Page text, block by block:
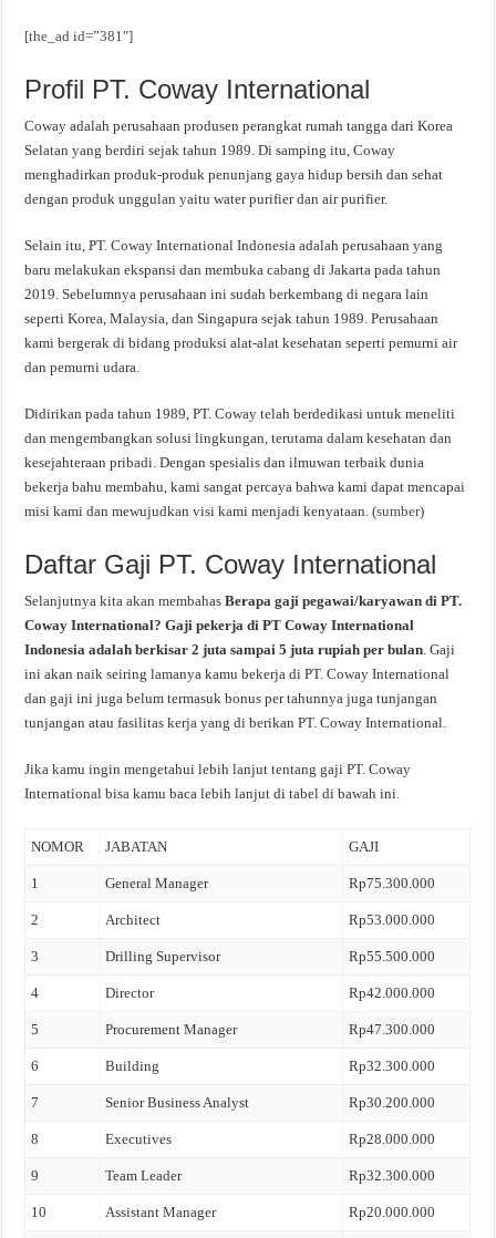
[the_ad id=”381″]
Profil PT. Coway International
Coway adalah perusahaan produsen perangkat rumah tangga dari Korea
Selatan yang berdiri sejak tahun 1989. Di samping itu, Coway
menghadirkan produk-produk penunjang gaya hidup bersih dan sehat
dengan produk unggulan yaitu water purifier dan air purifier.
Selain itu, PT. Coway International Indonesia adalah perusahaan yang
baru melakukan ekspansi dan membuka cabang di Jakarta pada tahun
2019. Sebelumnya perusahaan ini sudah berkembang di negara lain
seperti Korea, Malaysia, dan Singapura sejak tahun 1989. Perusahaan
kami bergerak di bidang produksi alat-alat kesehatan seperti pemurni air
dan pemurni udara.
Didirikan pada tahun 1989, PT. Coway telah berdedikasi untuk meneliti
dan mengembangkan solusi lingkungan, terutama dalam kesehatan dan
kesejahteraan pribadi. Dengan spesialis dan ilmuwan terbaik dunia
bekerja bahu membahu, kami sangat percaya bahwa kami dapat mencapai
misi kami dan mewujudkan visi kami menjadi kenyataan. (sumber)
Daftar Gaji PT. Coway International
Selanjutnya kita akan membahasBerapa gaji pegawai/karyawan di PT.
Coway International? Gaji pekerja di PT Coway International
Indonesia adalah berkisar 2 juta sampai 5 juta rupiah per bulan. Gaji
ini akan naik seiring lamanya kamu bekerja di PT. Coway International
dan gaji ini juga belum termasuk bonus per tahunnya juga tunjangan
tunjangan atau fasilitas kerja yang di berikan PT. Coway International.
Jika kamu ingin mengetahui lebih lanjut tentang gaji PT. Coway
International bisa kamu baca lebih lanjut di tabel di bawah ini.
NOMOR JABATAN GAJI
1 General Manager Rp75.300.000
2 Architect Rp53.000.000
3 Drilling Supervisor Rp55.500.000
4 Director Rp42.000.000
5 Procurement Manager Rp47.300.000
6 Building Rp32.300.000
7 Senior Business Analyst Rp30.200.000
8 Executives Rp28.000.000
9 Team Leader Rp32.300.000
10 Assistant Manager Rp20.000.000